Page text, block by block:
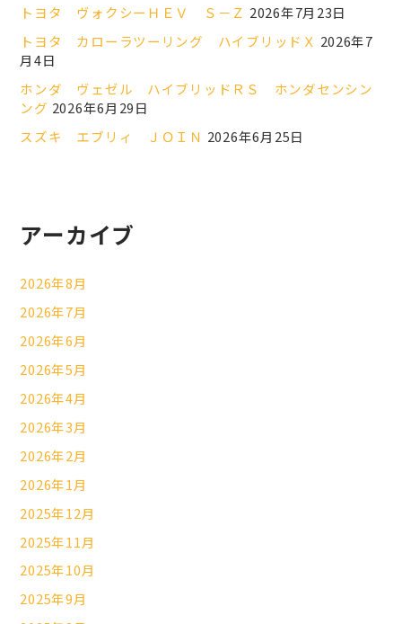
トヨタ ヴォクシーＨＥＶ Ｓ－Ｚ 2026年7月23日
トヨタ カローラツーリング ハイブリッドＸ 2026年7
月4日
ホンダ ヴェゼル ハイブリッドＲＳ ホンダセンシン
ング 2026年6月29日
スズキ エブリィ ＪＯＩＮ 2026年6月25日
アーカイブ
2026年8月
2026年7月
2026年6月
2026年5月
2026年4月
2026年3月
2026年2月
2026年1月
2025年12月
2025年11月
2025年10月
2025年9月